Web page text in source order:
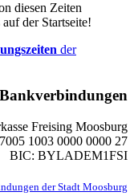
diesen Zeiten
der Startseite!
der
Bankverbindungen
Freising Moosburg
1003 0000 0000 27
BIC: BYLADEM1FSI
der Stadt Moosburg